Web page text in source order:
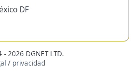
DF
2026 DGNET LTD.
/ privacidad